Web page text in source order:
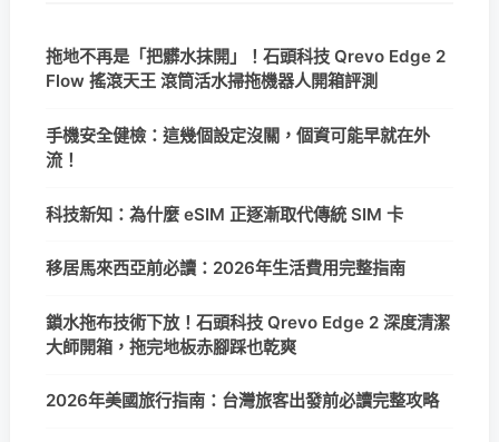
拖地不再是「把髒水抹開」！石頭科技 Qrevo Edge 2
Flow 搖滾天王 滾筒活水掃拖機器人開箱評測
手機安全健檢：這幾個設定沒關，個資可能早就在外
流！
科技新知：為什麼 eSIM 正逐漸取代傳統 SIM 卡
移居馬來西亞前必讀：2026年生活費用完整指南
鎖水拖布技術下放！石頭科技 Qrevo Edge 2 深度清潔
大師開箱，拖完地板赤腳踩也乾爽
2026年美國旅行指南：台灣旅客出發前必讀完整攻略